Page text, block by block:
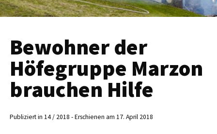
Bewohner der
Höfegruppe Marzon
brauchen Hilfe
Publiziert in 14 / 2018 - Erschienen am 17. April 2018